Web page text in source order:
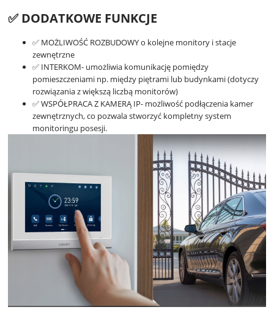
✅ DODATKOWE FUNKCJE
✅ MOŻLIWOŚĆ ROZBUDOWY o kolejne monitory i stacje
zewnętrzne
✅ INTERKOM- umożliwia komunikację pomiędzy
pomieszczeniami np. między piętrami lub budynkami (dotyczy
rozwiązania z większą liczbą monitorów)
✅ WSPÓŁPRACA Z KAMERĄ IP- możliwość podłączenia kamer
zewnętrznych, co pozwala stworzyć kompletny system
monitoringu posesji.